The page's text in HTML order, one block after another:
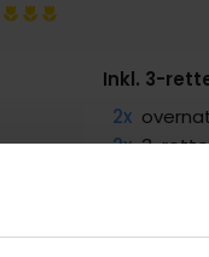
Inkl. 3-
2x
2x 3-
2x